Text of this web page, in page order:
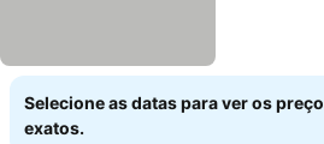
Selecione as datas para ver os
exatos.